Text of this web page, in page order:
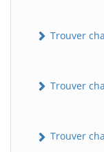
Trouver
Trouver
Trouver